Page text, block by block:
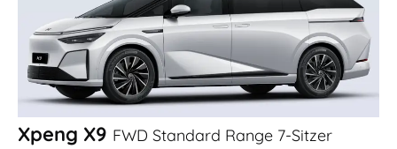
Xpeng X9 FWD Standard Range 7-Sitzer